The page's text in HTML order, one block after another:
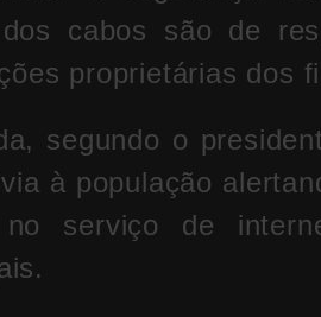
cabos são de
proprietárias dos
segundo o
à população
no serviço de